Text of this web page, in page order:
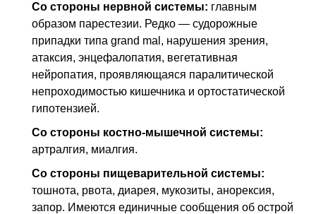
Со стороны нервной системы: главным
образом парестезии. Редко — судорожные
припадки типа grand mal, нарушения зрения,
атаксия, энцефалопатия, вегетативная
нейропатия, проявляющаяся паралитической
непроходимостью кишечника и ортостатической
гипотензией.
Со стороны костно-мышечной системы:
артралгия, миалгия.
Со стороны пищеварительной системы:
тошнота, рвота, диарея, мукозиты, анорексия,
запор. Имеются единичные сообщения об острой